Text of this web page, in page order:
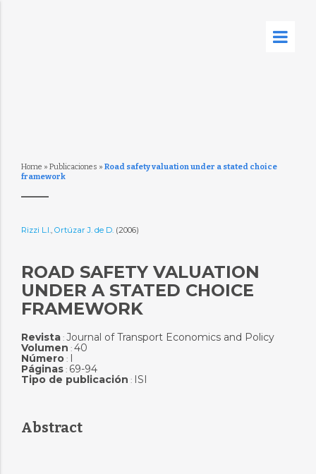
Home » Publicaciones » Road safety valuation under a stated choice
framework
Rizzi L.I., Ortúzar J. de D. (2006)
ROAD SAFETY VALUATION
UNDER A STATED CHOICE
FRAMEWORK
Revista: Journal of Transport Economics and Policy
Volumen : 40
Número: I
Páginas: 69-94
Tipo de publicación : ISI
Abstract